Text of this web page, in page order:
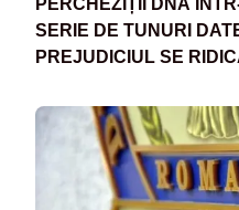
PERCHEZIȚII DNA
SERIE DE TUNURI
PREJUDICIUL SE